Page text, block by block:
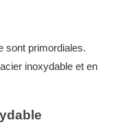
sont primordiales.
inoxydable et en